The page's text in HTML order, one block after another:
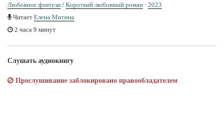
Любовное фэнтези / Короткий любовный роман · 2023
Читает Елена Митина
2 часа 9 минут
Слушать аудиокнигу
Прослушивание заблокировано правообладателем